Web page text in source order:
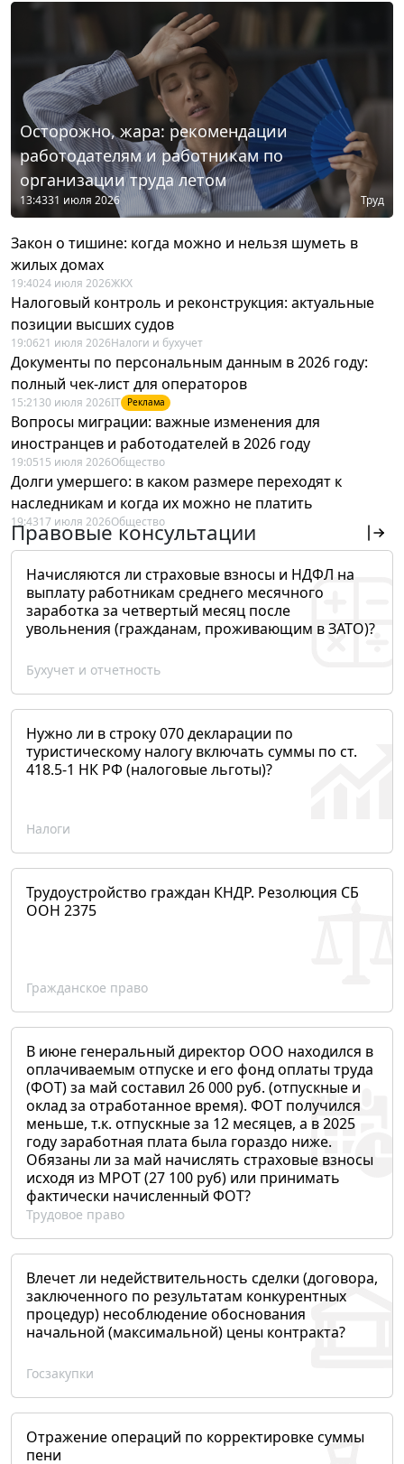
Осторожно, жара: рекомендации
работодателям и работникам по
организации труда летом
13:4331 июля 2026 Труд
Закон о тишине: когда можно и нельзя шуметь в
жилых домах
19:4024 июля 2026ЖКХ
Налоговый контроль и реконструкция: актуальные
позиции высших судов
19:0621 июля 2026Налоги и бухучет
Документы по персональным данным в 2026 году:
полный чек-лист для операторов
15:21 30 июля 2026IT Реклама
Вопросы миграции: важные изменения для
иностранцев и работодателей в 2026 году
19:0515 июля 2026Общество
Долги умершего: в каком размере переходят к
наследникам и когда их можно не платить
19:4317 июля 2026Общество
Правовые консультации
Начисляются ли страховые взносы и НДФЛ на
выплату работникам среднего месячного
заработка за четвертый месяц после
увольнения (гражданам, проживающим в ЗАТО)?
Бухучет и отчетность
Нужно ли в строку 070 декларации по
туристическому налогу включать суммы по ст.
418.5-1 НК РФ (налоговые льготы)?
Налоги
Трудоустройство граждан КНДР. Резолюция СБ
ООН 2375
Гражданское право
В июне генеральный директор ООО находился в
оплачиваемым отпуске и его фонд оплаты труда
(ФОТ) за май составил 26 000 руб. (отпускные и
оклад за отработанное время). ФОТ получился
меньше, т.к. отпускные за 12 месяцев, а в 2025
году заработная плата была гораздо ниже.
Обязаны ли за май начислять страховые взносы
исходя из МРОТ (27 100 руб) или принимать
фактически начисленный ФОТ?
Трудовое право
Влечет ли недействительность сделки (договора,
заключенного по результатам конкурентных
процедур) несоблюдение обоснования
начальной (максимальной) цены контракта?
Госзакупки
Отражение операций по корректировке суммы
пени